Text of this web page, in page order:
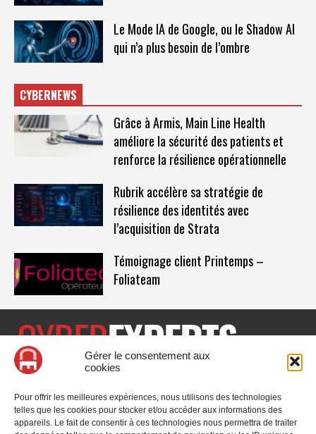
Gérer le consentement aux
cookies
Pour offrir les meilleures expériences, nous utilisons des technologies
telles que les cookies pour stocker et/ou accéder aux informations des
appareils. Le fait de consentir à ces technologies nous permettra de traiter
Le Mode IA de Google, ou le Shadow AI
qui n’a plus besoin de l’ombre
CYBERNEWS
Grâce à Armis, Main Line Health
améliore la sécurité des patients et
renforce la résilience opérationnelle
Rubrik accélère sa stratégie de
résilience des identités avec
l’acquisition de Strata
Témoignage client Printemps –
Foliateam
CyberExperts.tech est un média dédié à la sécurité informatique
l'actualité, des retours d'utilisateurs, des évènements, des livres
blancs et les nominations du secteur. Retrouvez toutes les